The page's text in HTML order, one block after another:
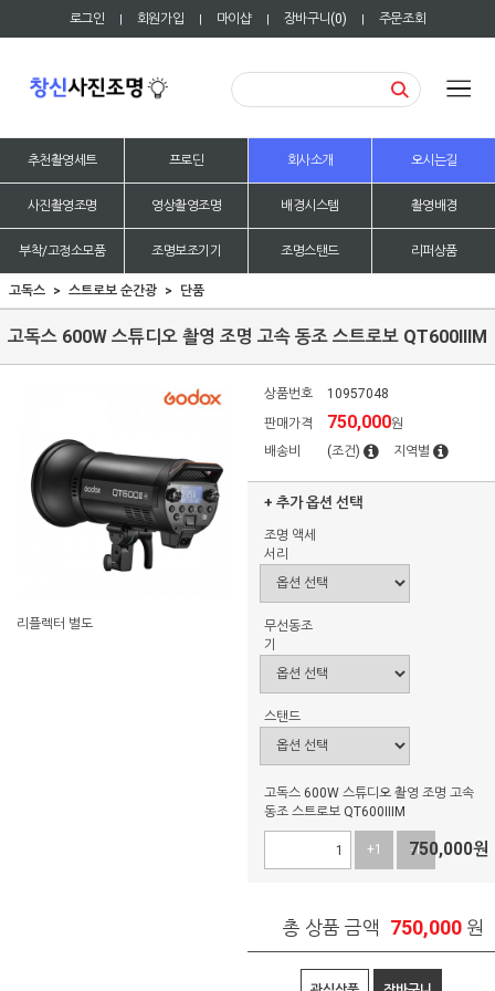
로그인 | 회원가입 | 마이샵 | 장바구니(0) | 주문조회
추천촬영세트 프로딘 회사소개 오시는길
사진촬영조명 영상촬영조명 배경시스템 촬영배경
부착/고정소모품 조명보조기기 조명스탠드 리퍼상품
고독스 스트로보 순간광 단품
고독스 600W 스튜디오 촬영 조명 고속 동조 스트로보 QT600IIIM
리플렉터 별도
상품번호
10957048
판매가격
750,000원
배송비
(조건) 지역별
+ 추가 옵션 선택
조명 액세
서리
무선동조
기
스탠드
고독스 600W 스튜디오 촬영 조명 고속
동조 스트로보 QT600IIIM
+1 -1
750,000원
총 상품 금액 750,000 원